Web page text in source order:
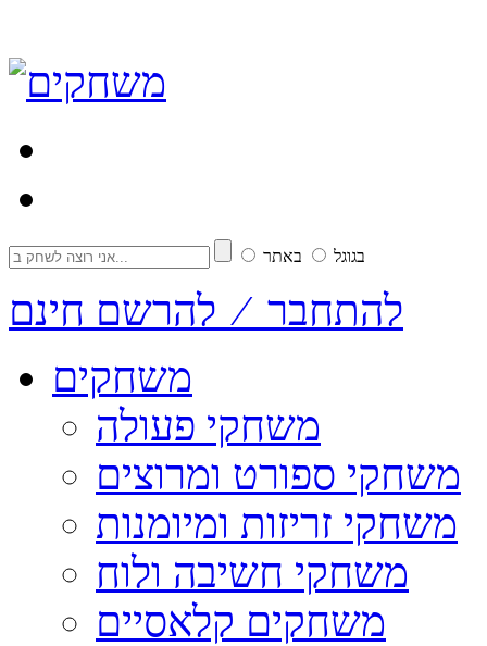
בגוגל באתר
להתחבר ⁄ להרשם חינם
משחקים
משחקי פעולה
משחקי ספורט ומרוצים
משחקי זריזות ומיומנות
משחקי חשיבה ולוח
משחקים קלאסיים